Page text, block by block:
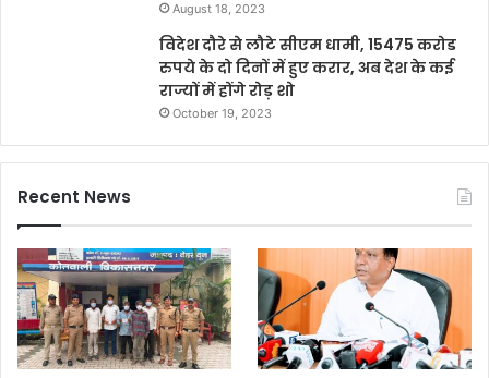
August 18, 2023
विदेश दौरे से लौटे सीएम धामी, 15475 करोड
रुपये के दो दिनों में हुए करार, अब देश के कई
राज्यों में होंगे रोड़ शो
October 19, 2023
Recent News